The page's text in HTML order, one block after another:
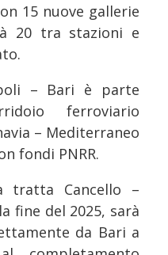
15 nuove gallerie
20 tra stazioni e
– Bari è parte
ferroviario
– Mediterraneo
fondi PNRR.
tratta Cancello –
fine del 2025, sarà
da Bari a